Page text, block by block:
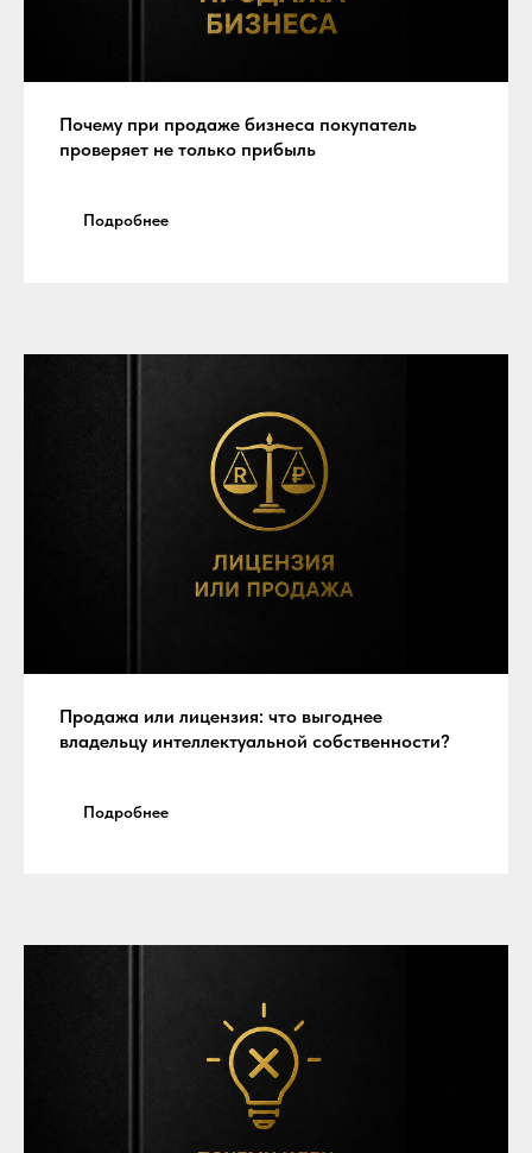
Почему при продаже бизнеса покупатель
проверяет не только прибыль
Подробнее
Продажа или лицензия: что выгоднее
владельцу интеллектуальной собственности?
Подробнее